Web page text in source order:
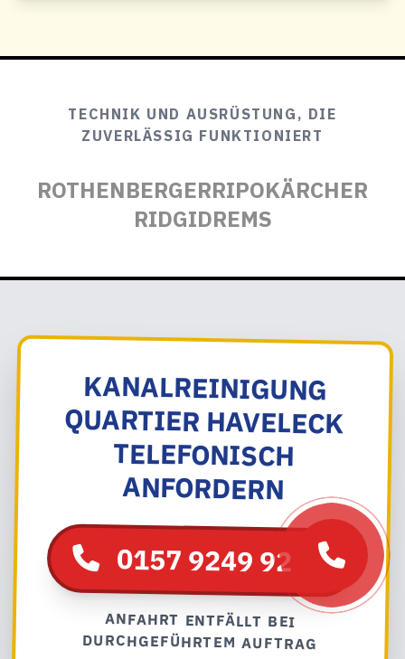
TECHNIK UND AUSRÜSTUNG, DIE
ZUVERLÄSSIG FUNKTIONIERT
ROTHENBERGERRIPOKÄRCHER
RIDGIDREMS
KANALREINIGUNG
QUARTIER HAVELECK
TELEFONISCH
ANFORDERN
0157 9249 92 54
ANFAHRT ENTFÄLLT BEI
DURCHGEFÜHRTEM AUFTRAG